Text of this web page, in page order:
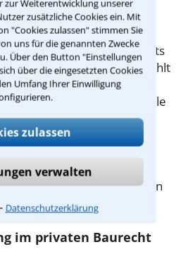
zur Weiterentwicklung unserer
zusätzliche Cookies ein. Mit
"Cookies zulassen" stimmen Sie
uns für die genannten Zwecke
Über den Button "Einstellungen
über die eingesetzten Cookies
Umfang Ihrer Einwilligung
zulassen
verwalten
⁃ Datenschutzerklärung
wollte man dem Wunsch
und Qualitätssicherheit
treten nach wie vor bereits
viele Fehler auf. So fehlt
detaillierte
erhebliche Kostennachteile
sich eine
erfahrenen Anwalt für
Überprüfungen bieten
Baurecht in Speyer einen
hierzu finden sie auf den
im privaten Baurecht